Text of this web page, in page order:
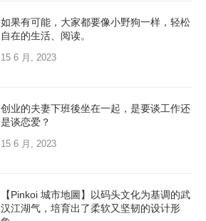
如果有可能，大家都要像小野狗一样，轻松
自在的生活、阅读。
15 6 月, 2023
创业的夫妻下班後坐在一起，是要谈工作还
是谈恋爱？
15 6 月, 2023
【Pinkoi 城市地圖】以码头文化为基调的武
汉江湖气，培育出了柔软又坚韧的设计形